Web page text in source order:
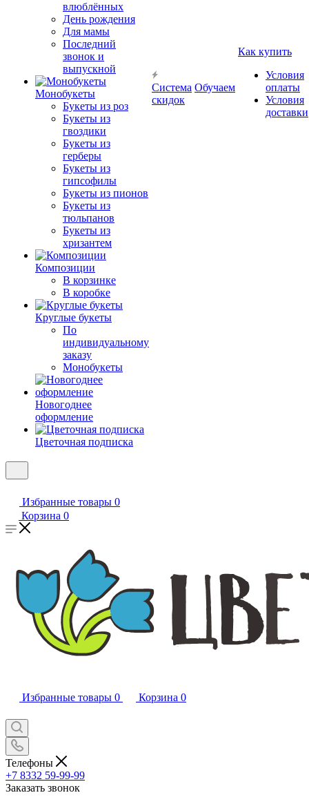
влюблённых
День рождения
Для мамы
Последний
звонок и
выпускной
Монобукеты
Букеты из роз
Букеты из
гвоздики
Букеты из
герберы
Букеты из
гипсофилы
Букеты из пионов
Букеты из
тюльпанов
Букеты из
хризантем
Композиции
В корзинке
В коробке
Круглые букеты
По
индивидуальному
заказу
Монобукеты
Новогоднее
оформление
Цветочная подписка
Система
скидок
Обучаем
Как купить
Условия
оплаты
Условия
доставки
Избранные товары 0
Корзина 0
Избранные товары 0 Корзина 0
Телефоны
+7 8332 59-99-99
Заказать звонок